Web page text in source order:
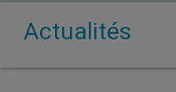
Actualités